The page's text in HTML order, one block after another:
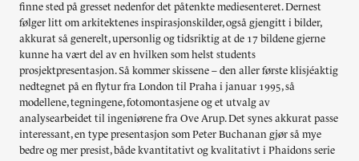
finne sted på gresset nedenfor det påtenkte mediesenteret. Dernest
følger litt om arkitektenes inspirasjonskilder, også gjengitt i bilder,
akkurat så generelt, upersonlig og tidsriktig at de 17 bildene gjerne
kunne ha vært del av en hvilken som helst students
prosjektpresentasjon. Så kommer skissene – den aller første klisjéaktig
nedtegnet på en flytur fra London til Praha i januar 1995, så
modellene, tegningene, fotomontasjene og et utvalg av
analysearbeidet til ingeniørene fra Ove Arup. Det synes akkurat passe
interessant, en type presentasjon som Peter Buchanan gjør så mye
bedre og mer presist, både kvantitativt og kvalitativt i Phaidons serie